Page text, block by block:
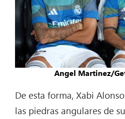
Angel Martinez/
De esta forma, Xabi
las piedras angulares de